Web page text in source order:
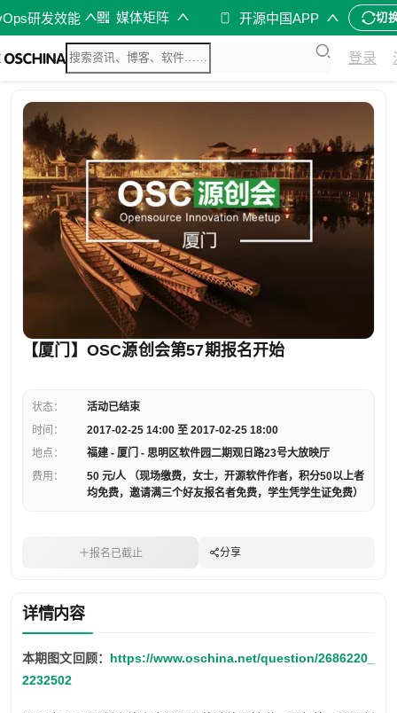
研发效能 媒体矩阵 开源中国APP 切
登录
【厦门】OSC源创会第57期报名开始
状态：
活动已结束
时间：
2017-02-25 14:00 至 2017-02-25 18:00
地点：
福建 - 厦门 - 思明区软件园二期观日路23号大放映厅
费用：
50 元/人 （现场缴费，女士，开源软件作者，积分50以上者
均免费，邀请满三个好友报名者免费，学生凭学生证免费）
报名已截止 分享
详情内容
本期图文回顾： https://www.oschina.net/question/2686220_
2232502